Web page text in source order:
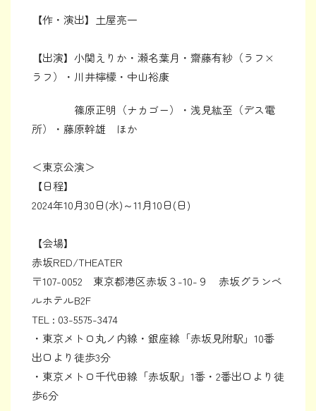
【作・演出】土屋亮一
【出演】小関えりか・瀬名葉月・齋藤有紗（ラフ×
ラフ）・川井檸檬・中山裕康
篠原正明（ナカゴー）・浅見紘至（デス電
所）・藤原幹雄 ほか
＜東京公演＞
【日程】
2024年10月30日(水)～11月10日(日)
【会場】
赤坂RED/THEATER
〒107-0052 東京都港区赤坂３-10-９ 赤坂グランベ
ルホテルB2F
TEL : 03-5575-3474
・東京メトロ丸ノ内線・銀座線「赤坂見附駅」10番
出口より徒歩3分
・東京メトロ千代田線「赤坂駅」1番・2番出口より徒
歩6分